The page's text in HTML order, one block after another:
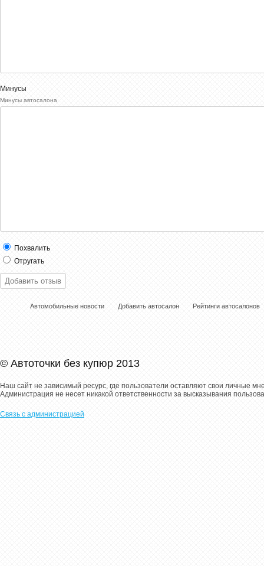
Минусы
Минусы автосалона
Похвалить
Отругать
Автомобильные новости Добавить автосалон Рейтинги автосалонов
© Автоточки без купюр 2013
Наш сайт не зависимый ресурс, где пользователи оставляют свои личные
Администрация не несет никакой ответственности за высказывания
Связь с администрацией